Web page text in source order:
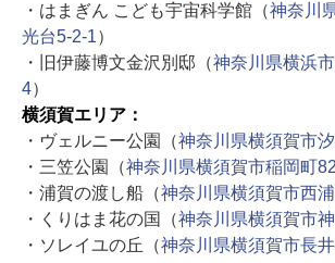
・はまぎん こども宇宙科学館（神奈川
光台5-2-1）
・旧伊藤博文金沢別邸（神奈川県横浜
4）
横須賀エリア：
・ヴェルニー公園（神奈川県横須賀市
・三笠公園（神奈川県横須賀市稲岡町82
・浦賀の渡し船（神奈川県横須賀市西
・くりはま花の国（神奈川県横須賀市
・ソレイユの丘（神奈川県横須賀市長